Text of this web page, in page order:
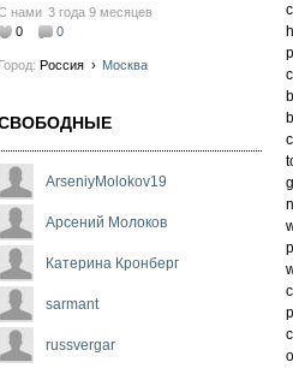
нами 3 года 9 месяцев
0
0
Город: Россия › Москва
ArseniyMolokov19
Арсений Молоков
Катерина Кронберг
sarmant
russvergar